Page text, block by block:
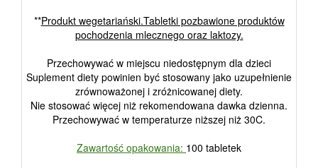
**Produkt wegetariański.Tabletki pozbawione produktów
pochodzenia mlecznego oraz laktozy.
Przechowywać w miejscu niedostępnym dla dzieci
Suplement diety powinien być stosowany jako uzupełnienie
zrównoważonej i zróżnicowanej diety.
Nie stosować więcej niż rekomendowana dawka dzienna.
Przechowywać w temperaturze niższej niż 30C.
Zawartość opakowania: 100 tabletek